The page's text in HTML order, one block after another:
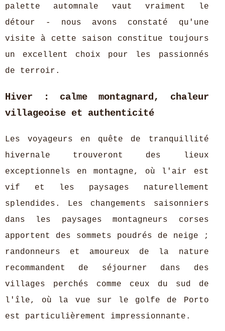
palette automnale vaut vraiment le
détour - nous avons constaté qu'une
visite à cette saison constitue toujours
un excellent choix pour les passionnés
de terroir.
Hiver : calme montagnard, chaleur
villageoise et authenticité
Les voyageurs en quête de tranquillité
hivernale trouveront des lieux
exceptionnels en montagne, où l'air est
vif et les paysages naturellement
splendides. Les changements saisonniers
dans les paysages montagneurs corses
apportent des sommets poudrés de neige ;
randonneurs et amoureux de la nature
recommandent de séjourner dans des
villages perchés comme ceux du sud de
l'île, où la vue sur le golfe de Porto
est particulièrement impressionnante.